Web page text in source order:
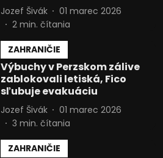
Jozef Šivák
01 marec 2026
2 min. čítania
ZAHRANIČIE
Výbuchy v Perzskom zálive
zablokovali letiská, Fico
sľubuje evakuáciu
Jozef Šivák
01 marec 2026
3 min. čítania
ZAHRANIČIE